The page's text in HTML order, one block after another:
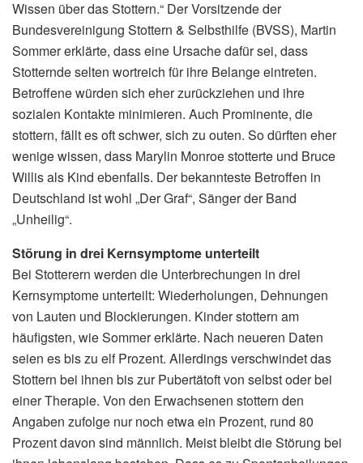
Wissen über das Stottern.“ Der Vorsitzende der
Bundesvereinigung Stottern & Selbsthilfe (BVSS), Martin
Sommer erklärte, dass eine Ursache dafür sei, dass
Stotternde selten wortreich für ihre Belange eintreten.
Betroffene würden sich eher zurückziehen und ihre
sozialen Kontakte minimieren. Auch Prominente, die
stottern, fällt es oft schwer, sich zu outen. So dürften eher
wenige wissen, dass Marylin Monroe stotterte und Bruce
Willis als Kind ebenfalls. Der bekannteste Betroffen in
Deutschland ist wohl „Der Graf“, Sänger der Band
„Unheilig“.
Störung in drei Kernsymptome unterteilt
Bei Stotterern werden die Unterbrechungen in drei
Kernsymptome unterteilt: Wiederholungen, Dehnungen
von Lauten und Blockierungen. Kinder stottern am
häufigsten, wie Sommer erklärte. Nach neueren Daten
seien es bis zu elf Prozent. Allerdings verschwindet das
Stottern bei ihnen bis zur Pubertätoft von selbst oder bei
einer Therapie. Von den Erwachsenen stottern den
Angaben zufolge nur noch etwa ein Prozent, rund 80
Prozent davon sind männlich. Meist bleibt die Störung bei